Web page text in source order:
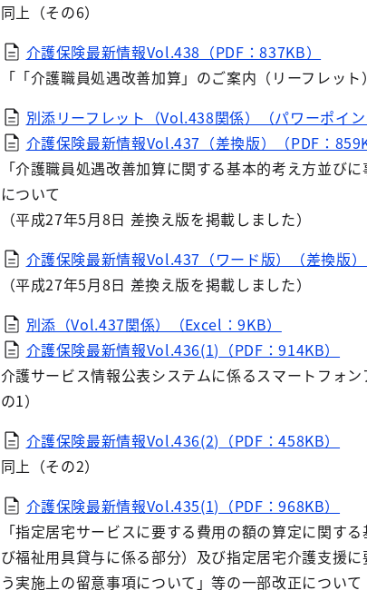
同上（その6）
介護保険最新情報Vol.438（PDF：837KB）
「「介護職員処遇改善加算」のご案内（リーフレッ
別添リーフレット（Vol.438関係）（パワーポイン
介護保険最新情報Vol.437（差換版）（PDF：
「介護職員処遇改善加算に関する基本的考え方並び
について
（平成27年5月8日 差換え版を掲載しました）
介護保険最新情報Vol.437（ワード版）（差換版
（平成27年5月8日 差換え版を掲載しました）
別添（Vol.437関係）（Excel：9KB）
介護保険最新情報Vol.436(1)（PDF：914KB）
介護サービス情報公表システムに係るスマートフォ
の1）
介護保険最新情報Vol.436(2)（PDF：458KB）
同上（その2）
介護保険最新情報Vol.435(1)（PDF：968KB）
「指定居宅サービスに要する費用の額の算定に関す
び福祉用具貸与に係る部分）及び指定居宅介護支援
う実施上の留意事項について」等の一部改正について